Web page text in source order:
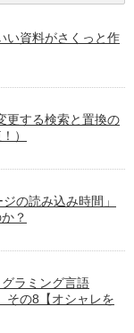
い資料がさくっと作
更する検索と置換の
）
の読み込み時間」
？
ラミング言語
の8【オシャレを